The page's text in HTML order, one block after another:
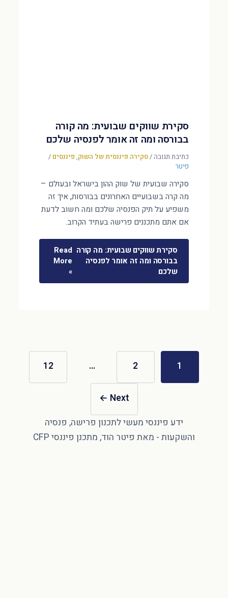
סקירת שווקים שבועית: מה קורה
בבורסה ומה זה אומר לפנסיה שלכם
כתיבת תגובה/סקירה פיננסית של השוק, פיננסים /
פיטר
סקירה שבועית של שוק ההון בישראל ובעולם –
מה קרה בשבועיים האחרונים בבורסות, איך זה
משפיע על תיק הפנסיה שלכם ומה חשוב לדעת
אם אתם מתכננים פרישה בעתיד הקרוב.
סקירת שווקים שבועית: מה קורה
בבורסה ומה זה אומר לפנסיה
שלכם
Read
More
»
1
2
…
12
Next
←